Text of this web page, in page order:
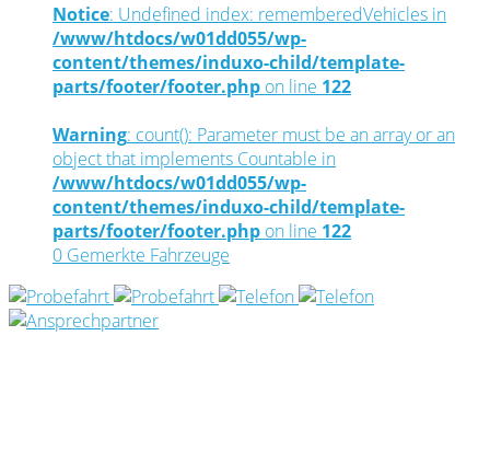
Notice: Undefined index: rememberedVehicles in
/www/htdocs/w01dd055/wp-
content/themes/induxo-child/template-
parts/footer/footer.php on line 122
Warning: count(): Parameter must be an array or an
object that implements Countable in
/www/htdocs/w01dd055/wp-
content/themes/induxo-child/template-
parts/footer/footer.php on line 122
0 Gemerkte Fahrzeuge